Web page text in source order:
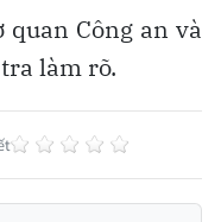
Công an và
làm rõ.